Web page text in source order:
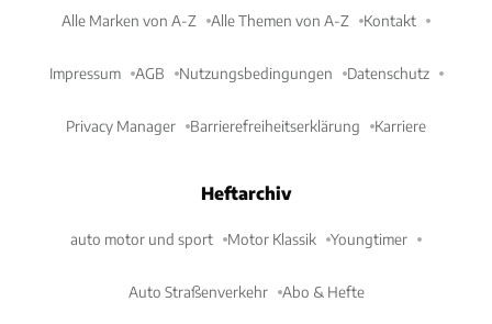
Alle Marken von A-Z Alle Themen von A-Z Kontakt
Impressum AGB Nutzungsbedingungen Datenschutz
Privacy Manager Barrierefreiheitserklärung Karriere
Heftarchiv
auto motor und sport Motor Klassik Youngtimer
Auto Straßenverkehr Abo & Hefte